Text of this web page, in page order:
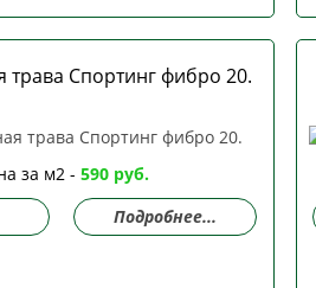
трава Спортинг фибро 20.
за м2 - 590 руб.
Подробнее...